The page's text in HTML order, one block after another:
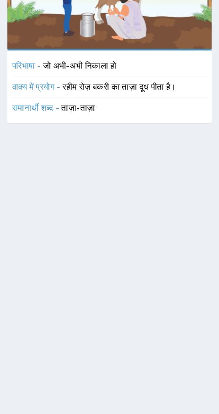
परिभाषा -जो अभी-अभी निकाला हो
वाक्य में प्रयोग -रहीम रोज़ बकरी का ताज़ा दूध पीता है।
समानार्थी शब्द -ताज़ा-ताज़ा